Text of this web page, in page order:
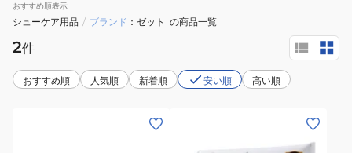
おすすめ順表示
シューケア用品 / ブランド ゼット の商品一覧
2件
おすすめ順 人気順 新着順 安い順 高い順